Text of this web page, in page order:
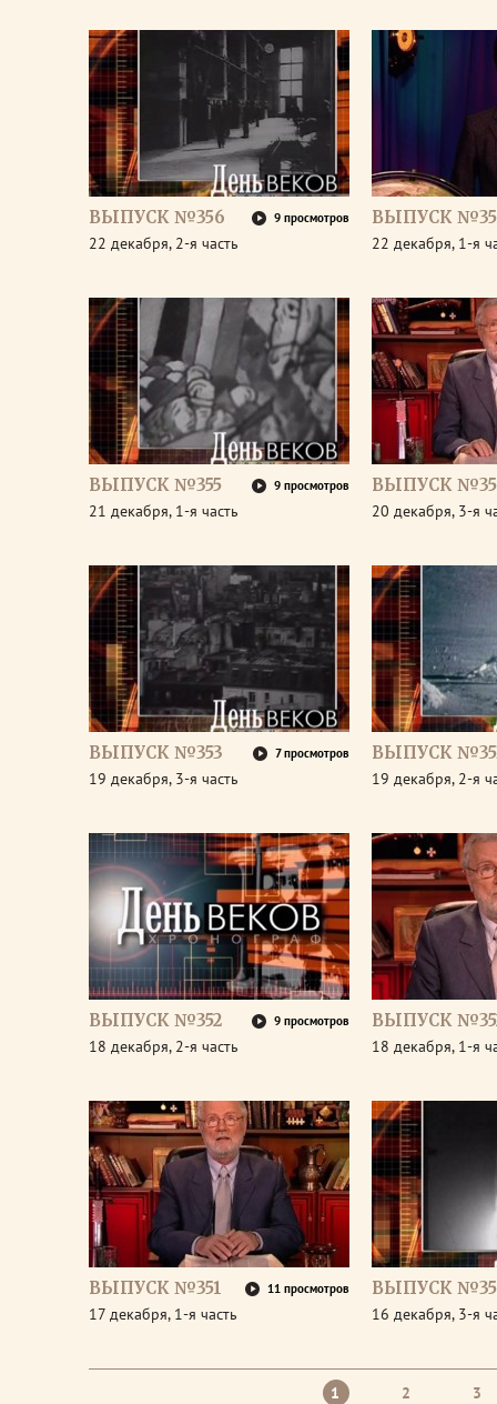
ВЫПУСК №356 9 просмотров
22 декабря, 2-я часть
ВЫПУСК
22 декабря, 1-я
ВЫПУСК №355 9 просмотров
21 декабря, 1-я часть
ВЫПУСК
20 декабря, 3-я
ВЫПУСК №353 7 просмотров
19 декабря, 3-я часть
ВЫПУСК
19 декабря, 2-я
ВЫПУСК №352 9 просмотров
18 декабря, 2-я часть
ВЫПУСК
18 декабря, 1-я
ВЫПУСК №351 11 просмотров
17 декабря, 1-я часть
ВЫПУСК
16 декабря, 3-я
1 2 3